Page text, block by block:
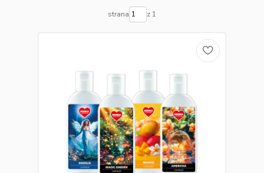
strana z 1